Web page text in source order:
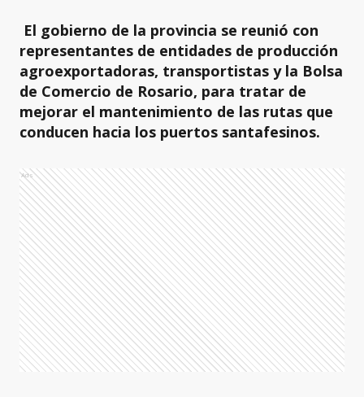
El gobierno de la provincia se reunió con
representantes de entidades de producción
agroexportadoras, transportistas y la Bolsa
de Comercio de Rosario, para tratar de
mejorar el mantenimiento de las rutas que
conducen hacia los puertos santafesinos.
Ads